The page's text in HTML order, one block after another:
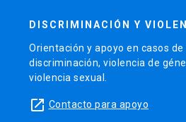
DISCRIMINACIÓN Y
Orientación y apoyo en casos de
discriminación, violencia de
violencia sexual.
launch Contacto para apoyo